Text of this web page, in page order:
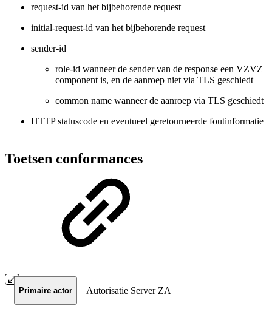
request-id van het bijbehorende request
initial-request-id van het bijbehorende request
sender-id
role-id wanneer de sender van de response een VZVZ
component is, en de aanroep niet via TLS geschiedt
common name wanneer de aanroep via TLS geschiedt
HTTP statuscode en eventueel geretourneerde foutinformatie
Toetsen conformances
Primaire actor Autorisatie Server ZA